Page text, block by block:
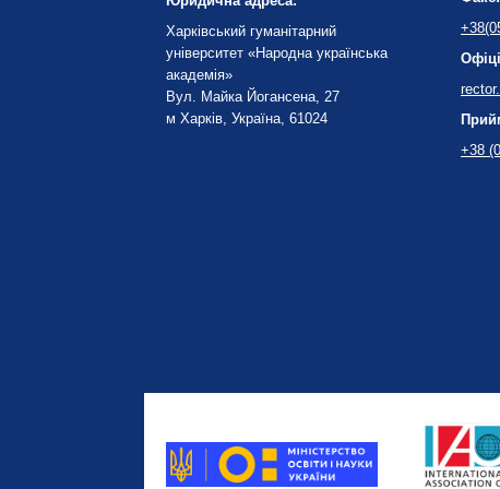
Харківський гуманітарний
університет «Народна українська
академія»
Вул. Майка Йогансена, 27
м Харків, Україна, 61024
+38